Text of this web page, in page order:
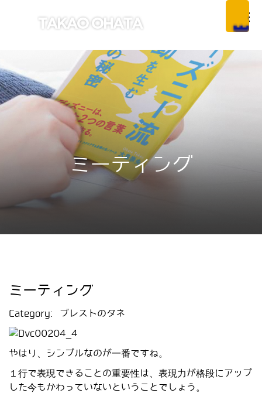
ミーティング
ミーティング
Category: ブレストのタネ
やはり、シンプルなのが一番ですね。
１行で表現できることの重要性は、表現力が格段にアップ
した今もかわっていないということでしょう。